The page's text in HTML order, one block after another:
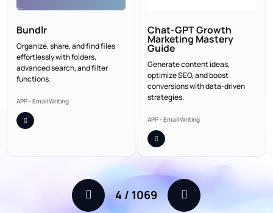
Bundlr
Organize, share, and find files
effortlessly with folders,
advanced search, and filter
functions.
APP - Email Writing
Chat-GPT Growth
Marketing Mastery
Guide
Generate content ideas,
optimize SEO, and boost
conversions with data-driven
strategies.
APP - Email Writing
4 / 1069